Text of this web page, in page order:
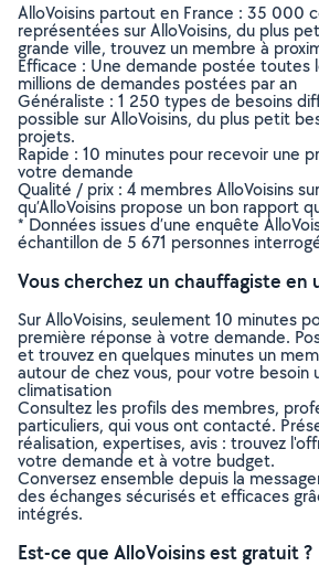
AlloVoisins partout en France : 35 000
représentées sur AlloVoisins, du plus
grande ville, trouvez un membre à
Efficace : Une demande postée toutes
millions de demandes postées par an
Généraliste : 1 250 types de besoins
possible sur AlloVoisins, du plus petit
projets.
Rapide : 10 minutes pour recevoir une
votre demande
Qualité / prix : 4 membres AlloVoisins
qu’AlloVoisins propose un bon rapport
* Données issues d’une enquête
échantillon de 5 671 personnes
Vous cherchez un chauffagiste en
Sur AlloVoisins, seulement 10 minutes
première réponse à votre demande.
et trouvez en quelques minutes un
autour de chez vous, pour votre besoin
climatisation
Consultez les profils des membres,
particuliers, qui vous ont contacté.
réalisation, expertises, avis : trouvez
votre demande et à votre budget.
Conversez ensemble depuis la
des échanges sécurisés et efficaces
intégrés.
Est-ce que AlloVoisins est gratuit ?